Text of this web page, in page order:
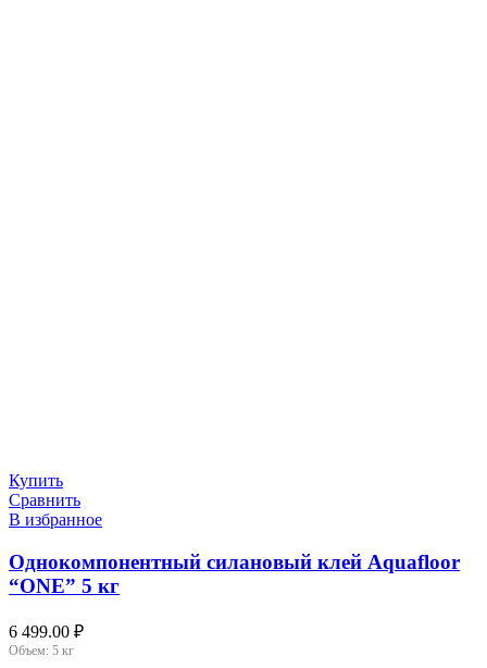
Купить
Сравнить
В избранное
Однокомпонентный силановый клей Aquafloor
“ONE” 5 кг
6 499.00 ₽
Объем: 5 кг